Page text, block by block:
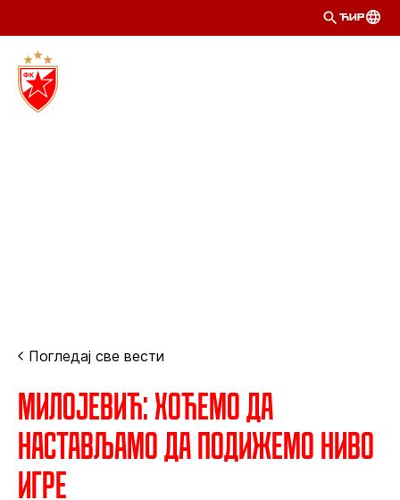
ЋИР
Погледај све вести
Милојевић: Хоћемо да
настављамо да подижемо ниво
игре